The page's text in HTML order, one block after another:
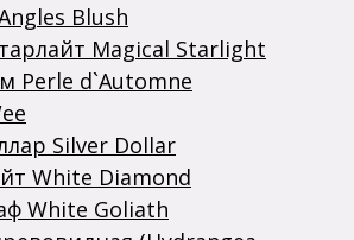
Blush
Magical Starlight
Perle d`Automne
Silver Dollar
White Diamond
White Goliath